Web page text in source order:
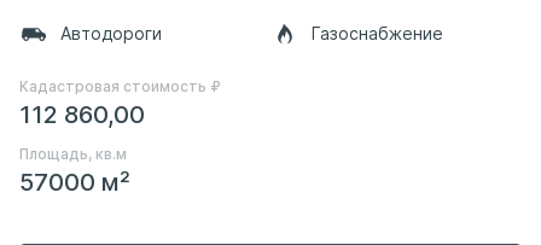
Автодороги Газоснабжение
Кадастровая стоимость ₽
112 860,00
Площадь, кв.м
57000 м²